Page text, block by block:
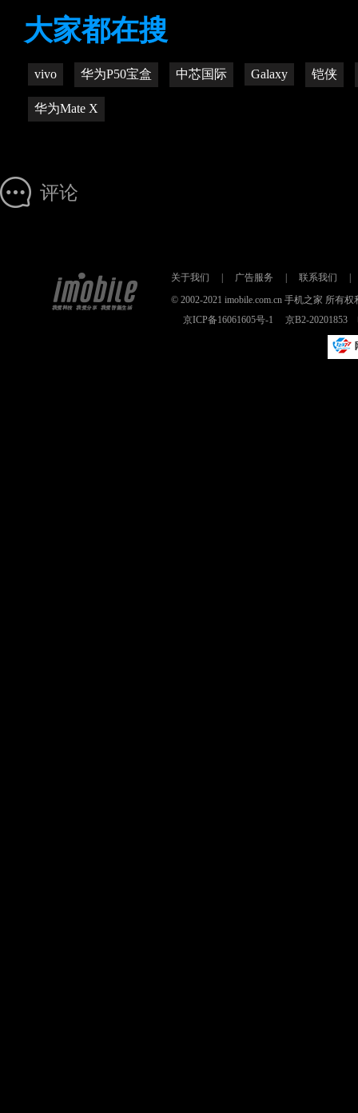
大家都在搜
vivo 华为P50宝盒 中芯国际 Galaxy 铠侠
华为Mate X
评论
关于我们 广告服务 联系我们
© 2002-2021 imobile.com.cn 手机之家 所有
京ICP备16061605号-1
京B2-20201853